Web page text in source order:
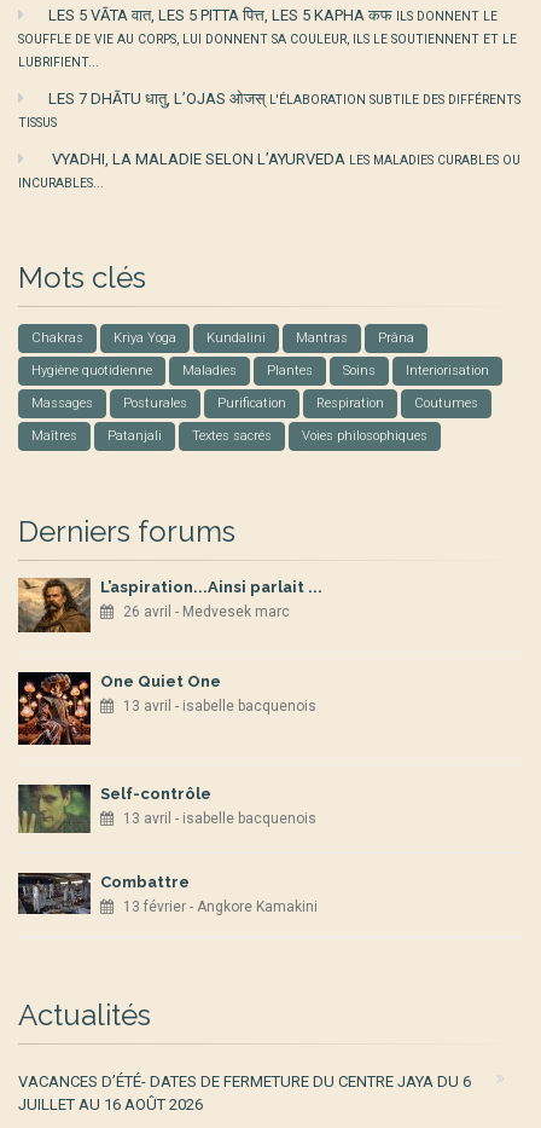
LES 5 VĀTA वात, LES 5 PITTA पित्त, LES 5 KAPHA कफ ILS DONNENT LE
SOUFFLE DE VIE AU CORPS, LUI DONNENT SA COULEUR, ILS LE SOUTIENNENT ET LE
LUBRIFIENT...
LES 7 DHĀTU धातु, L’OJAS ओजस् L'ÉLABORATION SUBTILE DES DIFFÉRENTS
TISSUS
VYADHI, LA MALADIE SELON L’AYURVEDA LES MALADIES CURABLES OU
INCURABLES...
Mots clés
Chakras Kriya Yoga Kundalini Mantras Prâna
Hygiène quotidienne Maladies Plantes Soins Interiorisation
Massages Posturales Purification Respiration Coutumes
Maîtres Patanjali Textes sacrés Voies philosophiques
Derniers forums
L’aspiration...Ainsi parlait ...
26 avril - Medvesek marc
One Quiet One
13 avril - isabelle bacquenois
Self-contrôle
13 avril - isabelle bacquenois
Combattre
13 février - Angkore Kamakini
Actualités
VACANCES D’ÉTÉ- DATES DE FERMETURE DU CENTRE JAYA DU 6
JUILLET AU 16 AOÛT 2026